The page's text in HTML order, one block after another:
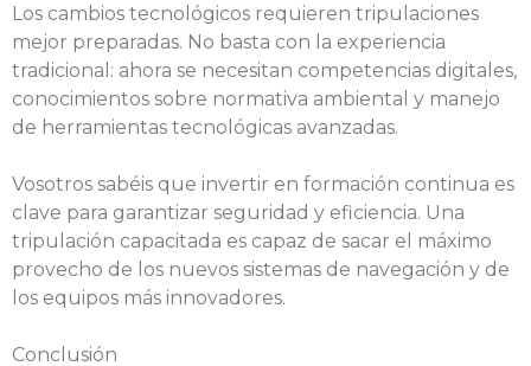
Los cambios tecnológicos requieren tripulaciones
mejor preparadas. No basta con la experiencia
tradicional: ahora se necesitan competencias digitales,
conocimientos sobre normativa ambiental y manejo
de herramientas tecnológicas avanzadas.
Vosotros sabéis que invertir en formación continua es
clave para garantizar seguridad y eficiencia. Una
tripulación capacitada es capaz de sacar el máximo
provecho de los nuevos sistemas de navegación y de
los equipos más innovadores.
Conclusión